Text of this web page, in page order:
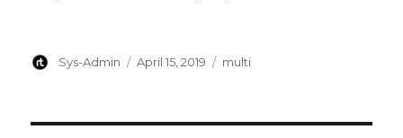
Author
Sys-Admin
Posted
April 15, 2019 Categories
multi